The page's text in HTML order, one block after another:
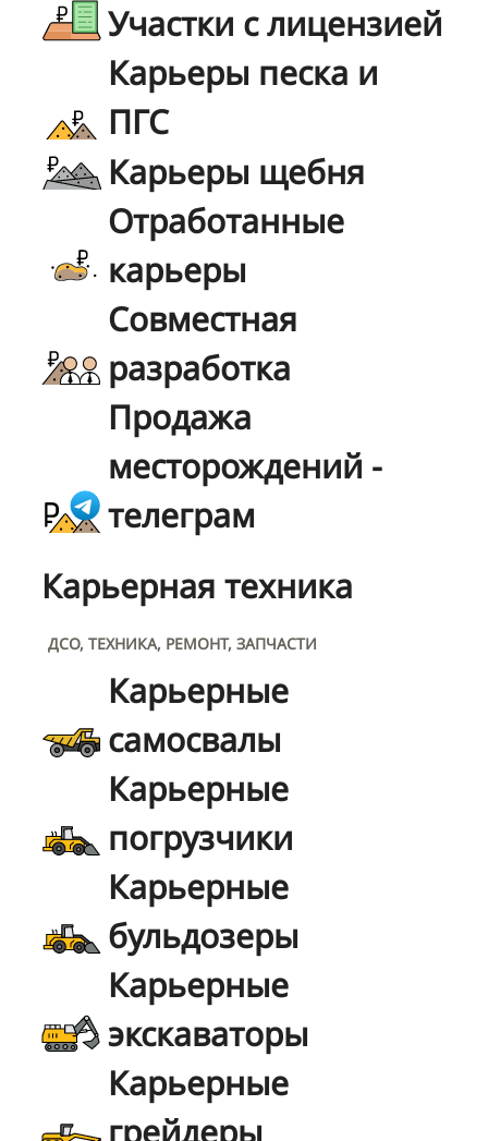
Участки с лицензией
Карьеры песка и
ПГС
Карьеры щебня
Отработанные
карьеры
Совместная
разработка
Продажа
месторождений -
телеграм
Карьерная техника
ДСО, ТЕХНИКА, РЕМОНТ, ЗАПЧАСТИ
Карьерные
самосвалы
Карьерные
погрузчики
Карьерные
бульдозеры
Карьерные
экскаваторы
Карьерные
грейдеры